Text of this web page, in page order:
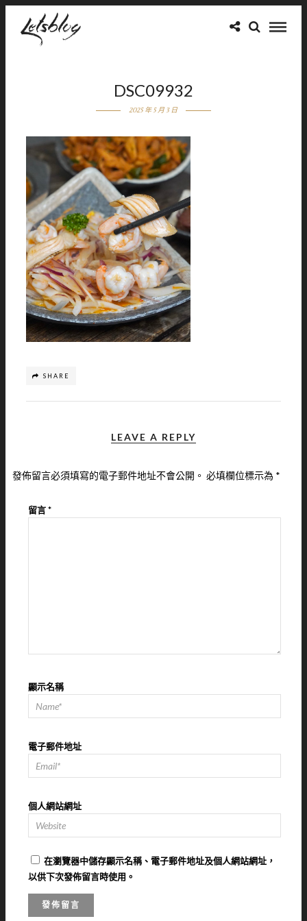
DSC09932
2025 年 5 月 3 日
SHARE
LEAVE A REPLY
發佈留言必須填寫的電子郵件地址不會公開。 必填欄位標示為 *
留言*
顯示名稱
電子郵件地址
個人網站網址
在瀏覽器中儲存顯示名稱、電子郵件地址及個人網站網址，
以供下次發佈留言時使用。